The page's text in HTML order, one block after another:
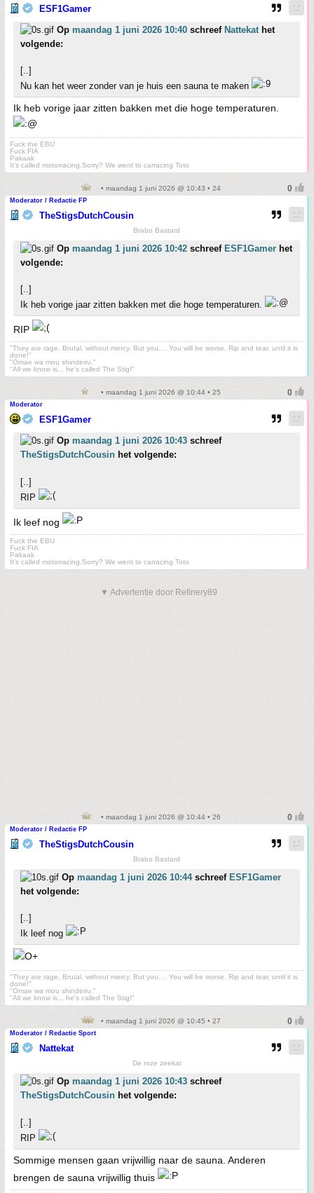
ESF1Gamer
Op maandag 1 juni 2026 10:40 schreef Nattekat het
volgende:
[..]
Nu kan het weer zonder van je huis een sauna te maken
Ik heb vorige jaar zitten bakken met die hoge temperaturen.
Fuck the EBU
Fuck FIA
Pakaak
It's called motorracing.Sorry? We went to carracing Toto
• maandag 1 juni 2026 @ 10:43 • 24
Moderator / Redactie FP
TheStigsDutchCousin
Brabo Bastard
Op maandag 1 juni 2026 10:42 schreef ESF1Gamer het
volgende:
[..]
Ik heb vorige jaar zitten bakken met die hoge temperaturen.
RIP
"They are rage. Brutal, without mercy. But you.... You will be worse. Rip and tear, until it is
done!"
"Omae wa mou shindeiru."
"All we know is... he's called The Stig!"
• maandag 1 juni 2026 @ 10:44 • 25
Moderator
ESF1Gamer
Op maandag 1 juni 2026 10:43 schreef
TheStigsDutchCousin het volgende:
[..]
RIP
Ik leef nog
Fuck the EBU
Fuck FIA
Pakaak
It's called motorracing.Sorry? We went to carracing Toto
▼ Advertentie door Refinery89
• maandag 1 juni 2026 @ 10:44 • 26
Moderator / Redactie FP
TheStigsDutchCousin
Brabo Bastard
Op maandag 1 juni 2026 10:44schreef ESF1Gamer
het volgende:
[..]
Ik leef nog
"They are rage. Brutal, without mercy. But you.... You will be worse. Rip and tear, until it is
done!"
"Omae wa mou shindeiru."
"All we know is... he's called The Stig!"
• maandag 1 juni 2026 @ 10:45 • 27
Moderator / Redactie Sport
Nattekat
De roze zeekat
Op maandag 1 juni 2026 10:43 schreef
TheStigsDutchCousin het volgende:
[..]
RIP
Sommige mensen gaan vrijwillig naar de sauna. Anderen
brengen de sauna vrijwillig thuis